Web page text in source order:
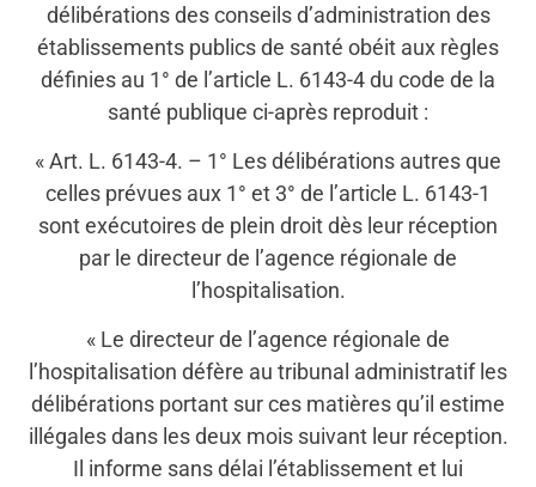
délibérations des conseils d’administration des
établissements publics de santé obéit aux règles
définies au 1° de l’article L. 6143-4 du code de la
santé publique ci-après reproduit :
« Art. L. 6143-4. – 1° Les délibérations autres que
celles prévues aux 1° et 3° de l’article L. 6143-1
sont exécutoires de plein droit dès leur réception
par le directeur de l’agence régionale de
l’hospitalisation.
« Le directeur de l’agence régionale de
l’hospitalisation défère au tribunal administratif les
délibérations portant sur ces matières qu’il estime
illégales dans les deux mois suivant leur réception.
Il informe sans délai l’établissement et lui